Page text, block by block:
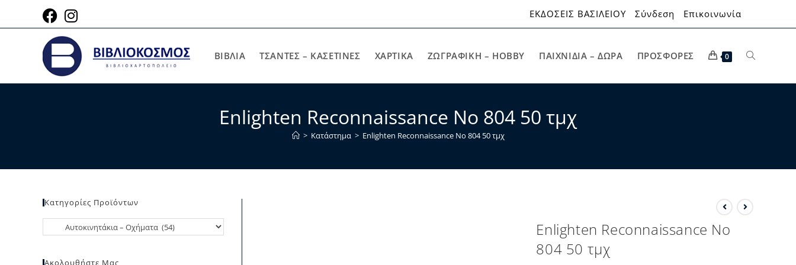
ΕΚΔΟΣΕΙΣ ΒΑΣΙΛΕΙΟΥ Σύνδεση Επικοινωνία
ΒΙΒΛΙΑ ΤΣΑΝΤΕΣ – ΚΑΣΕΤΙΝΕΣ ΧΑΡΤΙΚΆ ΖΩΓΡΑΦΙΚΉ – HOBBY ΠΑΙΧΝΊΔΙΑ – ΔΏΡΑ ΠΡΟΣΦΟΡΈΣ 0
Enlighten Reconnaissance No 804 50 τμχ
> Κατάστημα > Enlighten Reconnaissance No 804 50 τμχ
Enlighten Reconnaissance No
804 50 τμχ
Κατηγορίες Προϊόντων
Ακολουθήστε Μας